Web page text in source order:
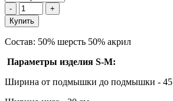
-
+
Купить
Состав: 50% шерсть 50% акрил
Параметры изделия S-M:
Ширина от подмышки до подмышки -